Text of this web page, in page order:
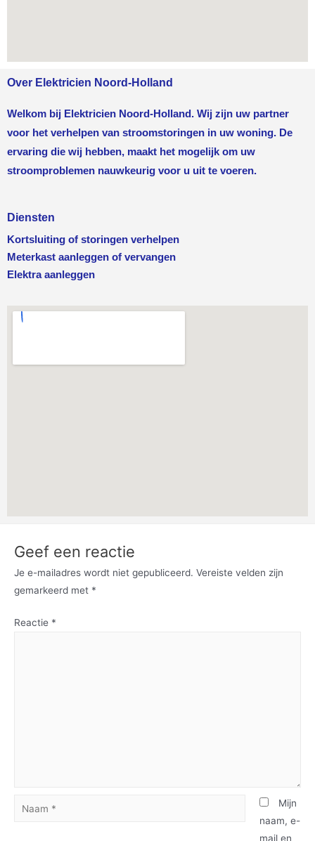
Over Elektricien Noord-Holland
Welkom bij Elektricien Noord-Holland. Wij zijn uw partner
voor het verhelpen van stroomstoringen in uw woning. De
ervaring die wij hebben, maakt het mogelijk om uw
stroomproblemen nauwkeurig voor u uit te voeren.
Diensten
Kortsluiting of storingen verhelpen
Meterkast aanleggen of vervangen
Elektra aanleggen
Geef een reactie
Je e-mailadres wordt niet gepubliceerd. Vereiste velden zijn
gemarkeerd met *
Reactie *
Mijn
naam, e-
mail en